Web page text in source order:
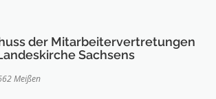
der Mitarbeitervertretungen
Sachsens
Meißen